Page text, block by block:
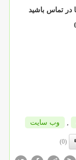
در تماس باشید
, وب سایت
(0)